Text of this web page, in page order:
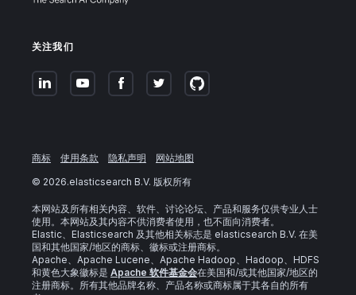
关注我们
商标 使用条款 隐私声明
网站地图
© 2026.elasticsearch B.V. 版权所有
本网站及所有相关内容、软件、讨论论坛、产品和服务仅供专业人士
使用。本网站及其内容不供消费者使用，也不面向消费者。
Elastic、Elasticsearch 及其他相关标志是 elasticsearch B.V. 在美
国和其他国家/地区的商标、徽标或注册商标。
Apache、Apache Lucene、Apache Hadoop、Hadoop、HDFS
和黄色大象徽标是 Apache 软件基金会在美国和/或其他国家/地区的
注册商标。所有其他品牌名称、产品名称或商标属于其各自的所有